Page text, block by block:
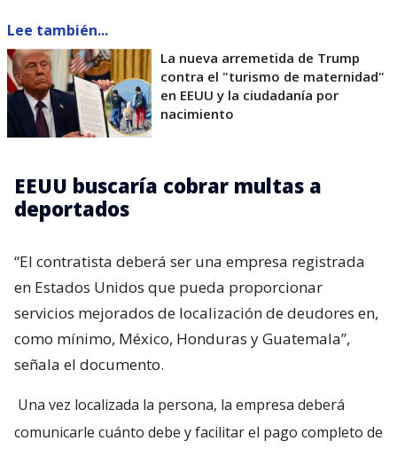
Lee también...
La nueva arremetida de Trump
contra el "turismo de maternidad"
en EEUU y la ciudadanía por
nacimiento
EEUU buscaría cobrar multas a
deportados
“El contratista deberá ser una empresa registrada
en Estados Unidos que pueda proporcionar
servicios mejorados de localización de deudores en,
como mínimo, México, Honduras y Guatemala”,
señala el documento.
Una vez localizada la persona, la empresa deberá
comunicarle cuánto debe y facilitar el pago completo de